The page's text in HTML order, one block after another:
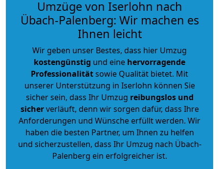
Umzüge von Iserlohn nach
Übach-Palenberg: Wir machen es
Ihnen leicht
Wir geben unser Bestes, dass hier Umzug
kostengünstig und eine hervorragende
Professionalitätsowie Qualität bietet. Mit
unserer Unterstützung in Iserlohn können Sie
sicher sein, dass Ihr Umzug reibungslos und
sicherverläuft, denn wir sorgen dafür, dass Ihre
Anforderungen und Wünsche erfüllt werden. Wir
haben die besten Partner, um Ihnen zu helfen
und sicherzustellen, dass Ihr Umzug nach Übach-
Palenberg ein erfolgreicher ist.